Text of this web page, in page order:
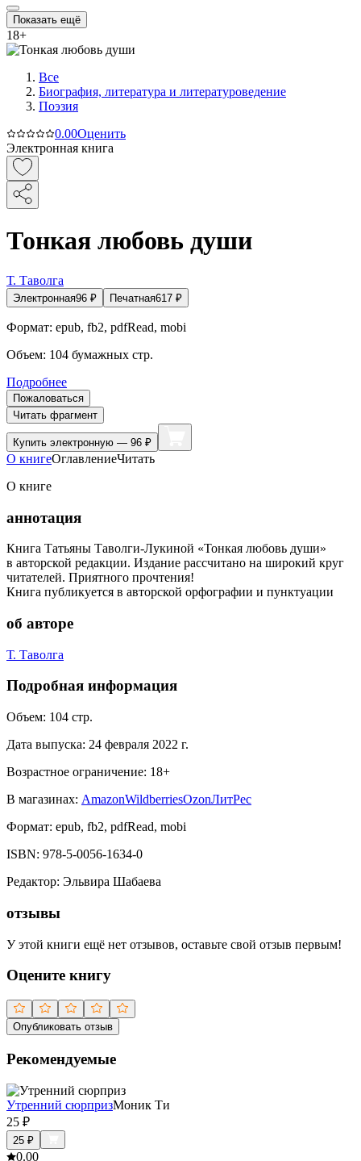
Показать ещё
18+
Все
Биография, литература и литературоведение
Поэзия
0.00Оценить
Электронная книга
Тонкая любовь души
Т. Таволга
Электронная96 ₽ Печатная617 ₽
Формат: epub, fb2, pdfRead, mobi
Объем: 104 бумажных стр.
Подробнее
Пожаловаться
Читать фрагмент
Купить электронную — 96 ₽
О книгеОглавлениеЧитать
О книге
аннотация
Книга Татьяны Таволги-Лукиной «Тонкая любовь души»
в авторской редакции. Издание рассчитано на широкий круг
читателей. Приятного прочтения!
Книга публикуется в авторской орфографии и пунктуации
об авторе
Т. Таволга
Подробная информация
Объем: 104 стр.
Дата выпуска: 24 февраля 2022 г.
Возрастное ограничение: 18+
В магазинах: AmazonWildberriesOzonЛитРес
Формат: epub, fb2, pdfRead, mobi
ISBN: 978-5-0056-1634-0
Редактор: Эльвира Шабаева
отзывы
У этой книги ещё нет отзывов, оставьте свой отзыв первым!
Оцените книгу
Опубликовать отзыв
Рекомендуемые
Утренний сюрпризМоник Ти
25 ₽
25 ₽
0.00